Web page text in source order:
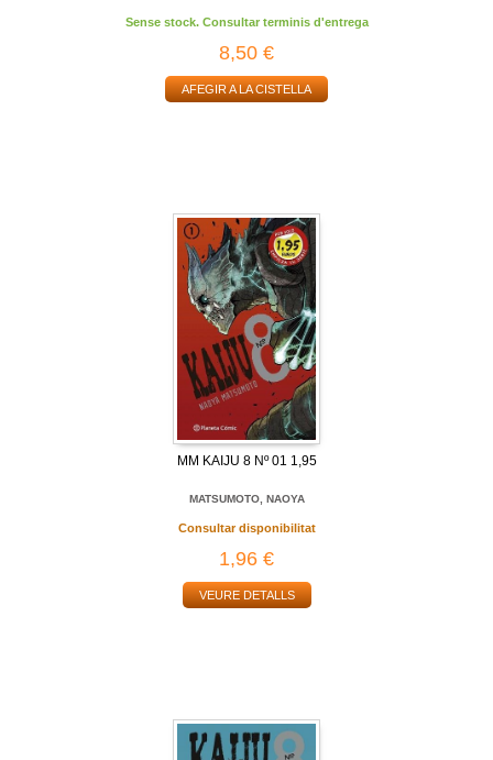
Sense stock. Consultar terminis d'entrega
8,50 €
AFEGIR A LA CISTELLA
MM KAIJU 8 Nº 01 1,95
MATSUMOTO, NAOYA
Consultar disponibilitat
1,96 €
VEURE DETALLS